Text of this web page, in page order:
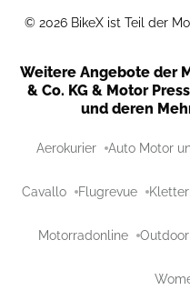
© 2026 BikeX ist Teil der
Weitere Angebote der
& Co. KG & Motor
und deren
Aerokurier Auto Motor
Cavallo Flugrevue
Motorradonline Outdoor